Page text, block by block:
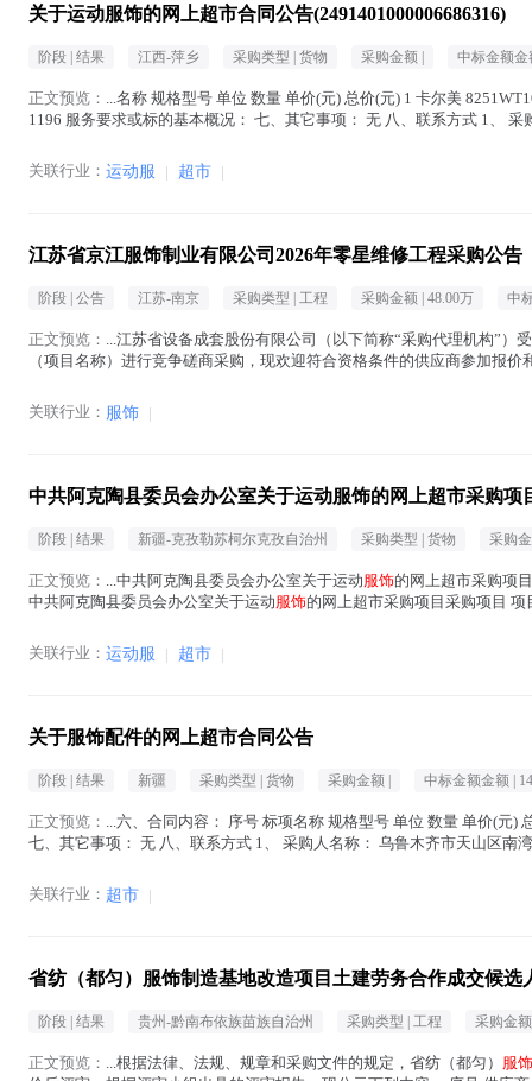
关于运动服饰的网上超市合同公告(2491401000006686316)
阶段 | 结果 江西-萍乡 采购类型 | 货物 采购金额 | 中标金额
正文预览： ...名称 规格型号 单位 数量 单价(元) 总价(元) 1 卡尔美
1196 服务要求或标的基本概况： 七、其它事项： 无 八、联系方式 1、
关联行业： 运动服 | 超市 |
江苏省京江服饰制业有限公司2026年零星维修工程采购公告
阶段 | 公告 江苏-南京 采购类型 | 工程 采购金额 | 48.00万 中
正文预览： ...江苏省设备成套股份有限公司（以下简称“采购代理机构”）
（项目名称）进行竞争磋商采购，现欢迎符合资格条件的供应商参加报
关联行业： 服饰 |
中共阿克陶县委员会办公室关于运动服饰的网上超市采购项
阶段 | 结果 新疆-克孜勒苏柯尔克孜自治州 采购类型 | 货物 采购
正文预览： ...中共阿克陶县委员会办公室关于运动服饰的网上超市采购项
中共阿克陶县委员会办公室关于运动服饰的网上超市采购项目采购项目
关联行业： 运动服 | 超市 |
关于服饰配件的网上超市合同公告
阶段 | 结果 新疆 采购类型 | 货物 采购金额 | 中标金额金额 |
正文预览： ...六、合同内容： 序号 标项名称 规格型号 单位 数量 单价(元)
七、其它事项： 无 八、联系方式 1、 采购人名称： 乌鲁木齐市天山区南
关联行业： 超市 |
省纺（都匀）服饰制造基地改造项目土建劳务合作成交候选
阶段 | 结果 贵州-黔南布依族苗族自治州 采购类型 | 工程 采购金
正文预览： ...根据法律、法规、规章和采购文件的规定，省纺（都匀） 服饰